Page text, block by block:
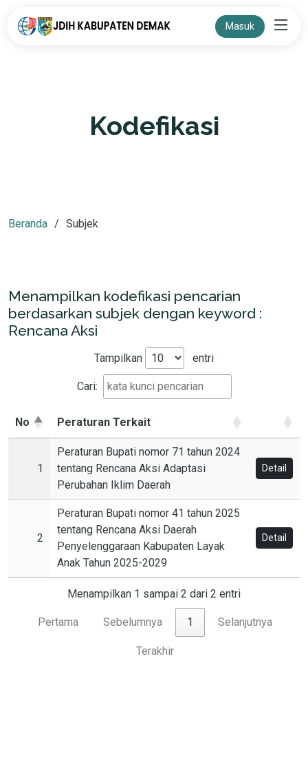
Masuk
Kodefikasi
Beranda Subjek
Menampilkan kodefikasi pencarian
berdasarkan subjek dengan keyword :
Rencana Aksi
Tampilkan entri
Cari:
No Peraturan Terkait
1
Peraturan Bupati nomor 71 tahun 2024
tentang Rencana Aksi Adaptasi
Perubahan Iklim Daerah
Detail
2
Peraturan Bupati nomor 41 tahun 2025
tentang Rencana Aksi Daerah
Penyelenggaraan Kabupaten Layak
Anak Tahun 2025-2029
Detail
Menampilkan 1 sampai 2 dari 2 entri
Pertama Sebelumnya 1 Selanjutnya
Terakhir